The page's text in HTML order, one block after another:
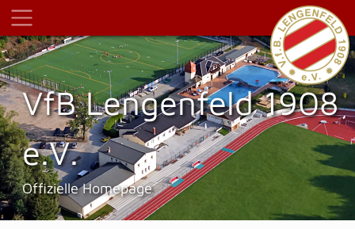
VfB Lengenfeld 1908
e.V.
Offizielle Homepage